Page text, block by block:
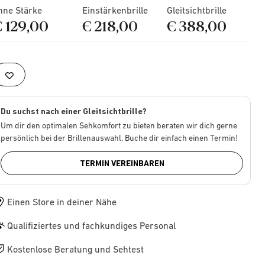
Stärke
129,00
Einstärkenbrille
€ 218,00
Gleitsichtbrille
€ 388,00
Du suchst nach einer Gleitsichtbrille?
Um dir den optimalen Sehkomfort zu bieten beraten wir dich gerne
persönlich bei der Brillenauswahl. Buche dir einfach einen Termin!
TERMIN VEREINBAREN
Einen Store in deiner Nähe
Qualifiziertes und fachkundiges Personal
Kostenlose Beratung und Sehtest